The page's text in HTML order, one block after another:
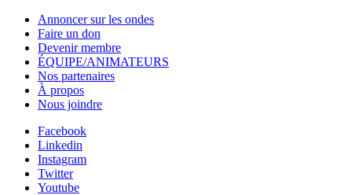
Annoncer sur les ondes
Faire un don
Devenir membre
ÉQUIPE/ANIMATEURS
Nos partenaires
À propos
Nous joindre
Facebook
Linkedin
Instagram
Twitter
Youtube